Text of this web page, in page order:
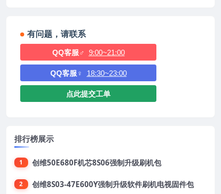
有问题，请联系
QQ客服♂ 9:00~21:00
QQ客服♀ 18:30~23:00
点此提交工单
排行榜展示
1 创维50E680F机芯8S06强制升级刷机包
2 创维8S03-47E600Y强制升级软件刷机电视固件包